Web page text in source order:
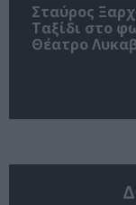
Σταύρος
Ταξίδι στο
Θέατρο